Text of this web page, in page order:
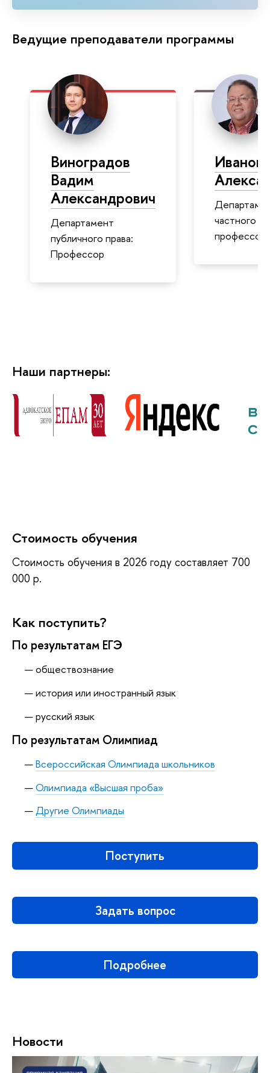
Ведущие преподаватели программы
Виноградов
Вадим
Александрович
Департамент
публичного права:
Профессор
Иванов
частного
профессор
Наши партнеры:
Стоимость обучения
Стоимость обучения в 2026 году составляет 700
000 р.
Как поступить?
По результатам ЕГЭ
обществознание
история или иностранный язык
русский язык
По результатам Олимпиад
Всероссийская Олимпиада школьников
Олимпиада «Высшая проба»
Другие Олимпиады
Поступить
Задать вопрос
Подробнее
Новости